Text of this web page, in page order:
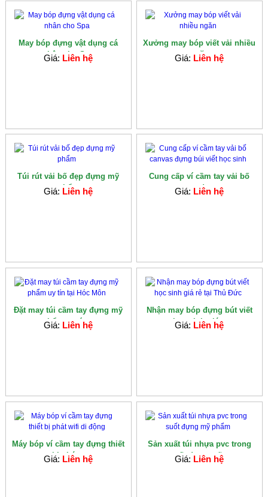
May bóp đựng vật dụng cá
nhân cho Spa
Giá: Liên hệ
Xưởng may bóp viết vải nhiều
ngăn
Giá: Liên hệ
Túi rút vải bố đẹp đựng mỹ
phẩm
Giá: Liên hệ
Cung cấp ví cầm tay vải bố
canvas đựng...
Giá: Liên hệ
Đặt may túi cầm tay đựng mỹ
phẩm uy tín...
Giá: Liên hệ
Nhận may bóp đựng bút viết
học sinh giá...
Giá: Liên hệ
Máy bóp ví cầm tay đựng thiết
bị phát...
Giá: Liên hệ
Sản xuất túi nhựa pvc trong
suốt đựng mỹ...
Giá: Liên hệ